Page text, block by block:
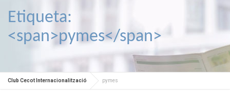
Etiqueta:
<span>pymes</span>
Club Cecot Internacionalització pymes